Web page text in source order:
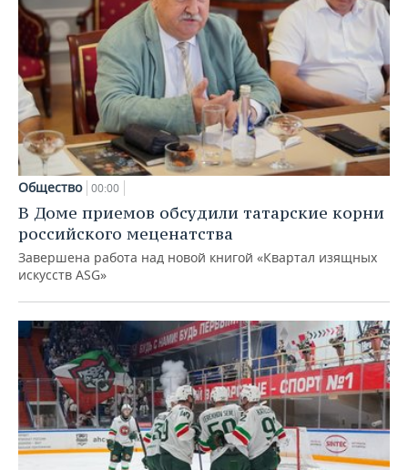
Общество 00:00
В Доме приемов обсудили татарские корни
российского меценатства
Завершена работа над новой книгой «Квартал изящных
искусств ASG»